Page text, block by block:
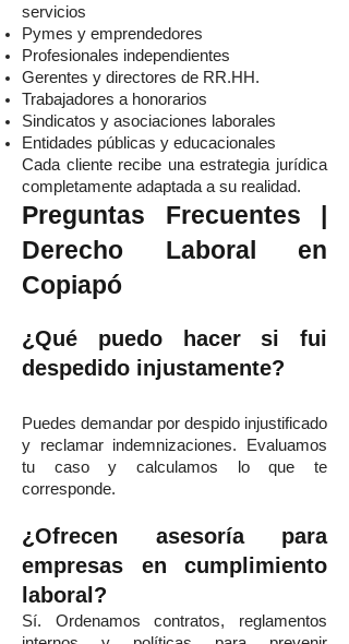
servicios
Pymes y emprendedores
Profesionales independientes
Gerentes y directores de RR.HH.
Trabajadores a honorarios
Sindicatos y asociaciones laborales
Entidades públicas y educacionales
Cada cliente recibe una estrategia jurídica
completamente adaptada a su realidad.
Preguntas Frecuentes |
Derecho Laboral en
Copiapó
¿Qué puedo hacer si fui
despedido injustamente?
Puedes demandar por despido injustificado
y reclamar indemnizaciones. Evaluamos
tu caso y calculamos lo que te
corresponde.
¿Ofrecen asesoría para
empresas en cumplimiento
laboral?
Sí. Ordenamos contratos, reglamentos